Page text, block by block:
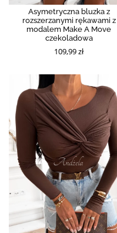
Asymetryczna bluzka z
rozszerzanymi rękawami z
modalem Make A Move
czekoladowa
109,99 zł